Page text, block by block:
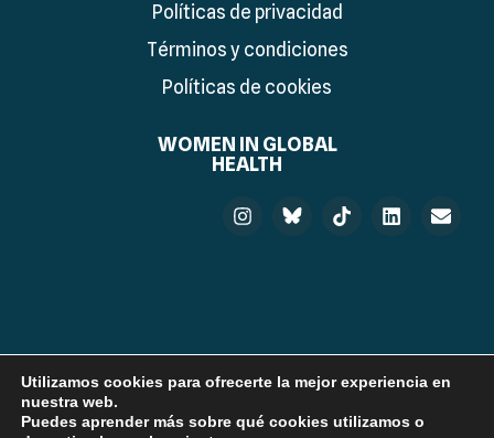
Políticas de privacidad
Términos y condiciones
Políticas de cookies
WOMEN IN GLOBAL
HEALTH
© 2025 Women in Global Health Spain. Developed by:
Utilizamos cookies para ofrecerte la mejor experiencia en
nuestra web.
Puedes aprender más sobre qué cookies utilizamos o